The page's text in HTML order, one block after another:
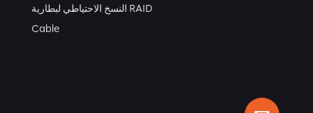
النسخ الاحتياطي لبطارية RAID
Cable